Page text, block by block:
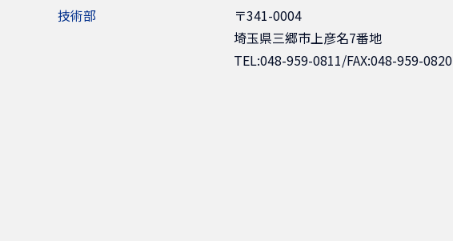
技術部
〒341-0004
埼玉県三郷市上彦名7番地
TEL:048-959-0811/FAX:048-959-0820